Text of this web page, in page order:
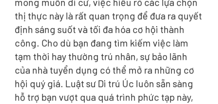
thị thực này là rất quan trọng để đưa ra quyết
định sáng suốt và tối đa hóa cơ hội thành
công. Cho dù bạn đang tìm kiếm việc làm
tạm thời hay thường trú nhân, sự bảo lãnh
của nhà tuyển dụng có thể mở ra những cơ
hội quý giá. Luật sư Di trú Úc luôn sẵn sàng
hỗ trợ bạn vượt qua quá trình phức tạp này,